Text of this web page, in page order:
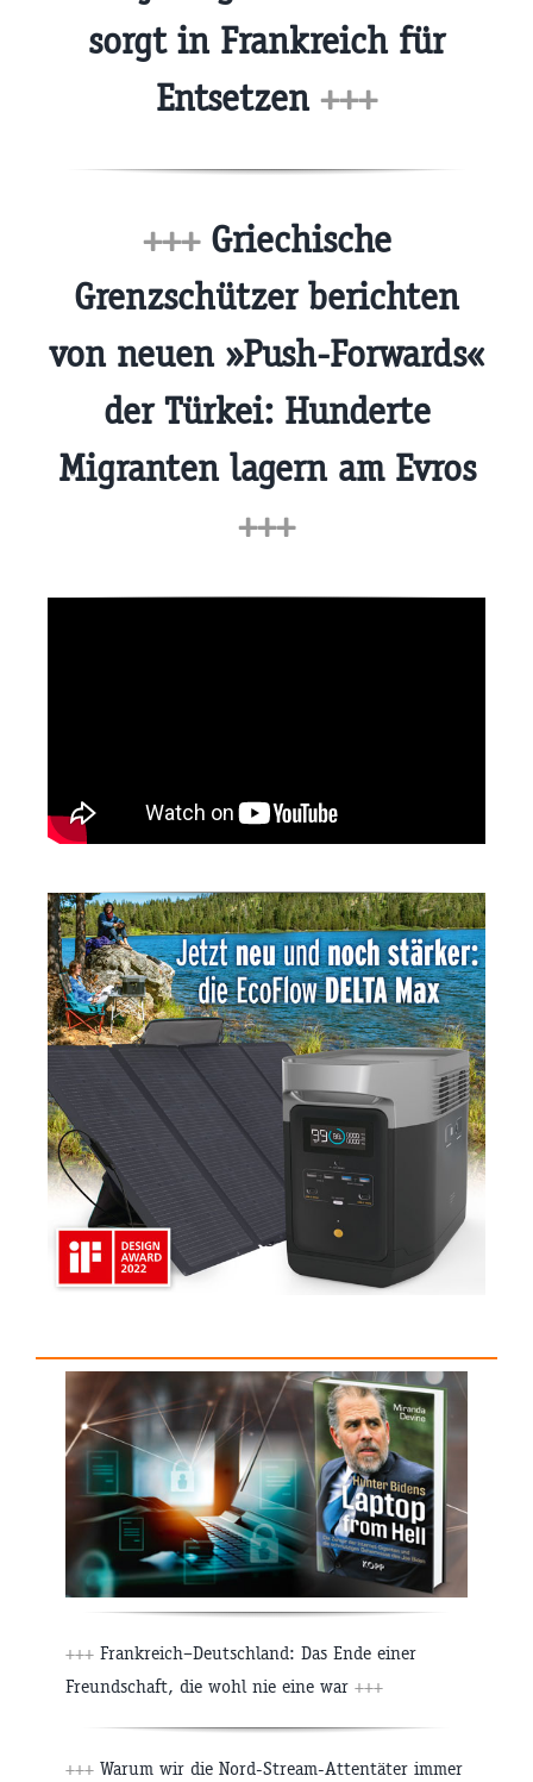
sorgt in Frankreich für
Entsetzen +++
+++Griechische
Grenzschützer berichten
von neuen »Push-Forwards«
der Türkei: Hunderte
Migranten lagern am Evros
+++
+++ Frankreich–Deutschland: Das Ende einer
Freundschaft, die wohl nie eine war +++
+++ Warum wir die Nord-Stream-Attentäter immer